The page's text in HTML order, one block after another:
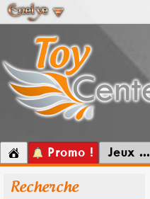
Promo ! Jeux ...
Recherche